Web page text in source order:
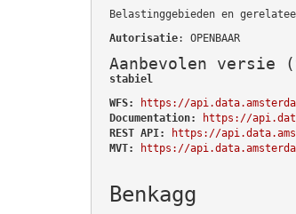
Belastinggebieden en
Autorisatie: OPENBAAR
Aanbevolen versie
stabiel
WFS:
https://
Documentation:
https://
REST API:
https://
MVT:
https://
Benkagg